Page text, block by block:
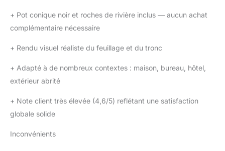
+ Pot conique noir et roches de rivière inclus — aucun achat
complémentaire nécessaire
+ Rendu visuel réaliste du feuillage et du tronc
+ Adapté à de nombreux contextes : maison, bureau, hôtel,
extérieur abrité
+ Note client très élevée (4,6/5) reflétant une satisfaction
globale solide
Inconvénients